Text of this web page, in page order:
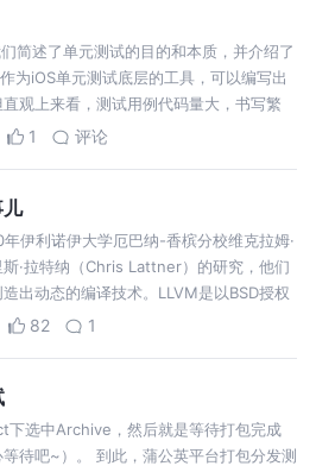
简述了单元测试的目的和本质，并介绍了
为iOS单元测试底层的工具，可以编写出
观上来看，测试用例代码量大，书写繁
乏Mock工具，各个测试方法是独立的，
1 评论
伊利诺伊大学厄巴纳-香槟分校维克拉姆·
·拉特纳（Chris Lattner）的研究，他们
出动态的编译技术。LLVM是以BSD授权
苹果电脑雇用了克里斯…
82 1
选中Archive，然后就是等待打包完成
等待吧~）。 到此，蒲公英平台打包分发测